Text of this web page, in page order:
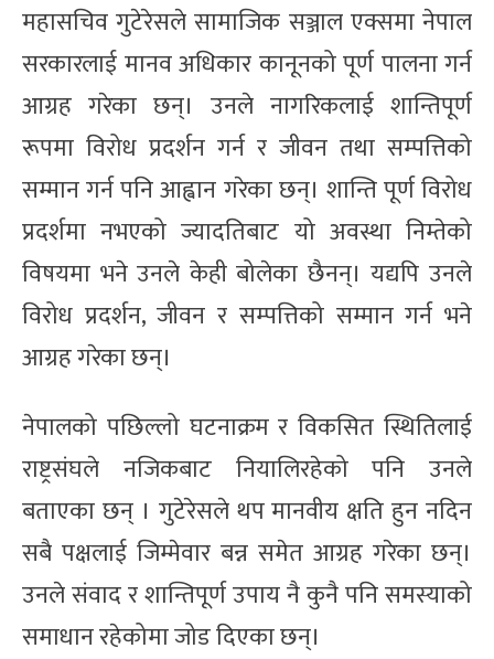
महासचिव गुटेरेसले सामाजिक सञ्जाल एक्समा नेपाल
सरकारलाई मानव अधिकार कानूनको पूर्ण पालना गर्न
आग्रह गरेका छन्। उनले नागरिकलाई शान्तिपूर्ण
रूपमा विरोध प्रदर्शन गर्न र जीवन तथा सम्पत्तिको
सम्मान गर्न पनि आह्वान गरेका छन्। शान्ति पूर्ण विरोध
प्रदर्शमा नभएको ज्यादतिबाट यो अवस्था निम्तेको
विषयमा भने उनले केही बोलेका छैनन्। यद्यपि उनले
विरोध प्रदर्शन, जीवन र सम्पत्तिको सम्मान गर्न भने
आग्रह गरेका छन्।
नेपालको पछिल्लो घटनाक्रम र विकसित स्थितिलाई
राष्ट्रसंघले नजिकबाट नियालिरहेको पनि उनले
बताएका छन् । गुटेरेसले थप मानवीय क्षति हुन नदिन
सबै पक्षलाई जिम्मेवार बन्न समेत आग्रह गरेका छन्।
उनले संवाद र शान्तिपूर्ण उपाय नै कुनै पनि समस्याको
समाधान रहेकोमा जोड दिएका छन्।